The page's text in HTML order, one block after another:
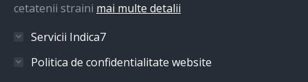
cetatenii straini mai multe detalii
Servicii Indica7
Politica de confidentialitate website